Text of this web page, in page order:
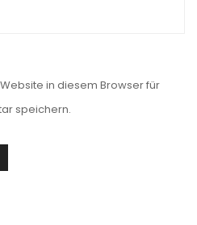
in diesem Browser für
speichern.